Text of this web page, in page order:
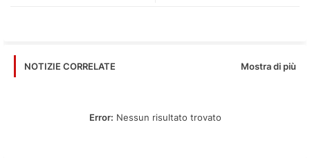
NOTIZIE CORRELATE Mostra di più
Error: Nessun risultato trovato